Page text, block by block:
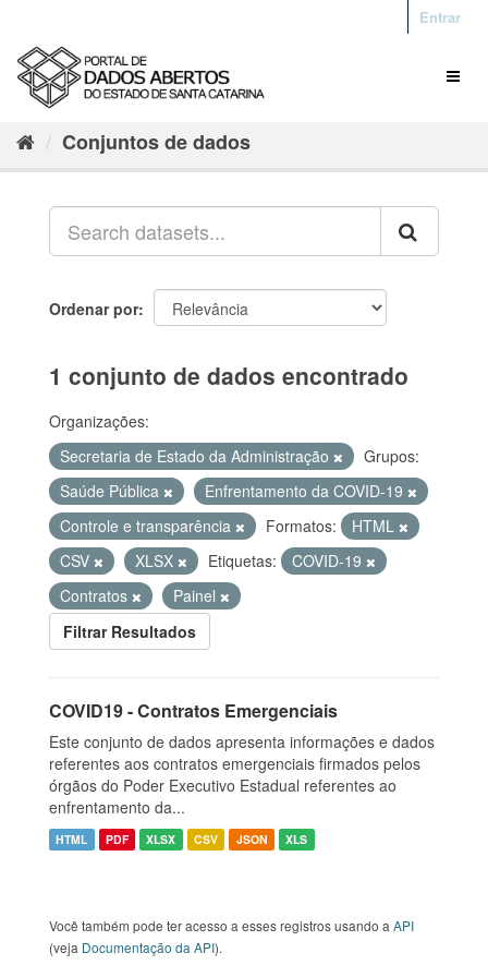
Entrar
Conjuntos de dados
Ordenar por
1 conjunto de dados encontrado
Organizações:
Secretaria de Estado da Administração
Grupos:
Saúde Pública
Enfrentamento da COVID-19
Controle e transparência
Formatos:
HTML
CSV
XLSX Etiquetas:
COVID-19
Contratos
Painel
Filtrar Resultados
COVID19 - Contratos Emergenciais
Este conjunto de dados apresenta informações e dados
referentes aos contratos emergenciais firmados pelos
órgãos do Poder Executivo Estadual referentes ao
enfrentamento da...
HTML PDF XLSX CSV JSON XLS
Você também pode ter acesso a esses registros usando a API
(veja Documentação da API).